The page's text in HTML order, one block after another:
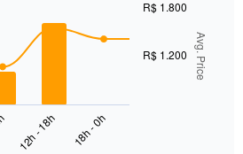
Avg. Price
12h - 18h 18h - 0h
R$ 1.200
R$ 1.800